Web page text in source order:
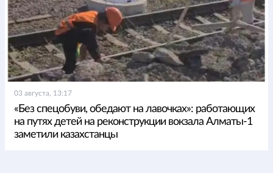
03 августа, 13:17
«Без спецобуви, обедают на лавочках»: работающих
на путях детей на реконструкции вокзала Алматы-1
заметили казахстанцы